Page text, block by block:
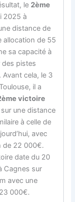
le 2ème
2025 à
distance de
allocation de 55
sa capacité à
des pistes
Avant cela, le 3
il a
victoire
sur une distance
à celle de
avec
de 22 000€.
date du 20
Cagnes sur
avec une
000€.